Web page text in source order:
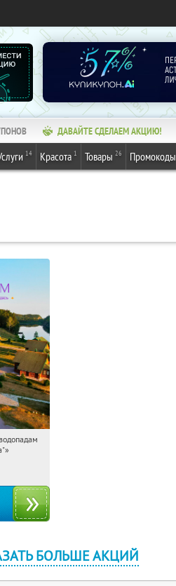
ДАВАЙТЕ СДЕЛАЕМ АКЦИЮ!
14 Красота 1 Товары 26 Промокоды
Купили:
БОЛЬШЕ АКЦИЙ